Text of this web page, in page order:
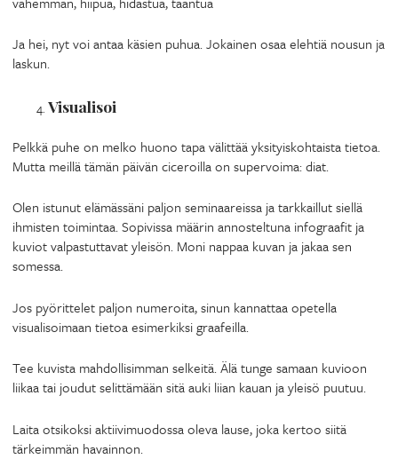
Ja hei, nyt voi antaa käsien puhua. Jokainen osaa elehtiä nousun ja
laskun.
Visualisoi
Pelkkä puhe on melko huono tapa välittää yksityiskohtaista tietoa.
Mutta meillä tämän päivän ciceroilla on supervoima: diat.
Olen istunut elämässäni paljon seminaareissa ja tarkkaillut siellä
ihmisten toimintaa. Sopivissa määrin annosteltuna infograafit ja
kuviot valpastuttavat yleisön. Moni nappaa kuvan ja jakaa sen
somessa.
Jos pyörittelet paljon numeroita, sinun kannattaa opetella
visualisoimaan tietoa esimerkiksi graafeilla.
Tee kuvista mahdollisimman selkeitä. Älä tunge samaan kuvioon
liikaa tai joudut selittämään sitä auki liian kauan ja yleisö puutuu.
Laita otsikoksi aktiivimuodossa oleva lause, joka kertoo siitä
tärkeimmän havainnon.